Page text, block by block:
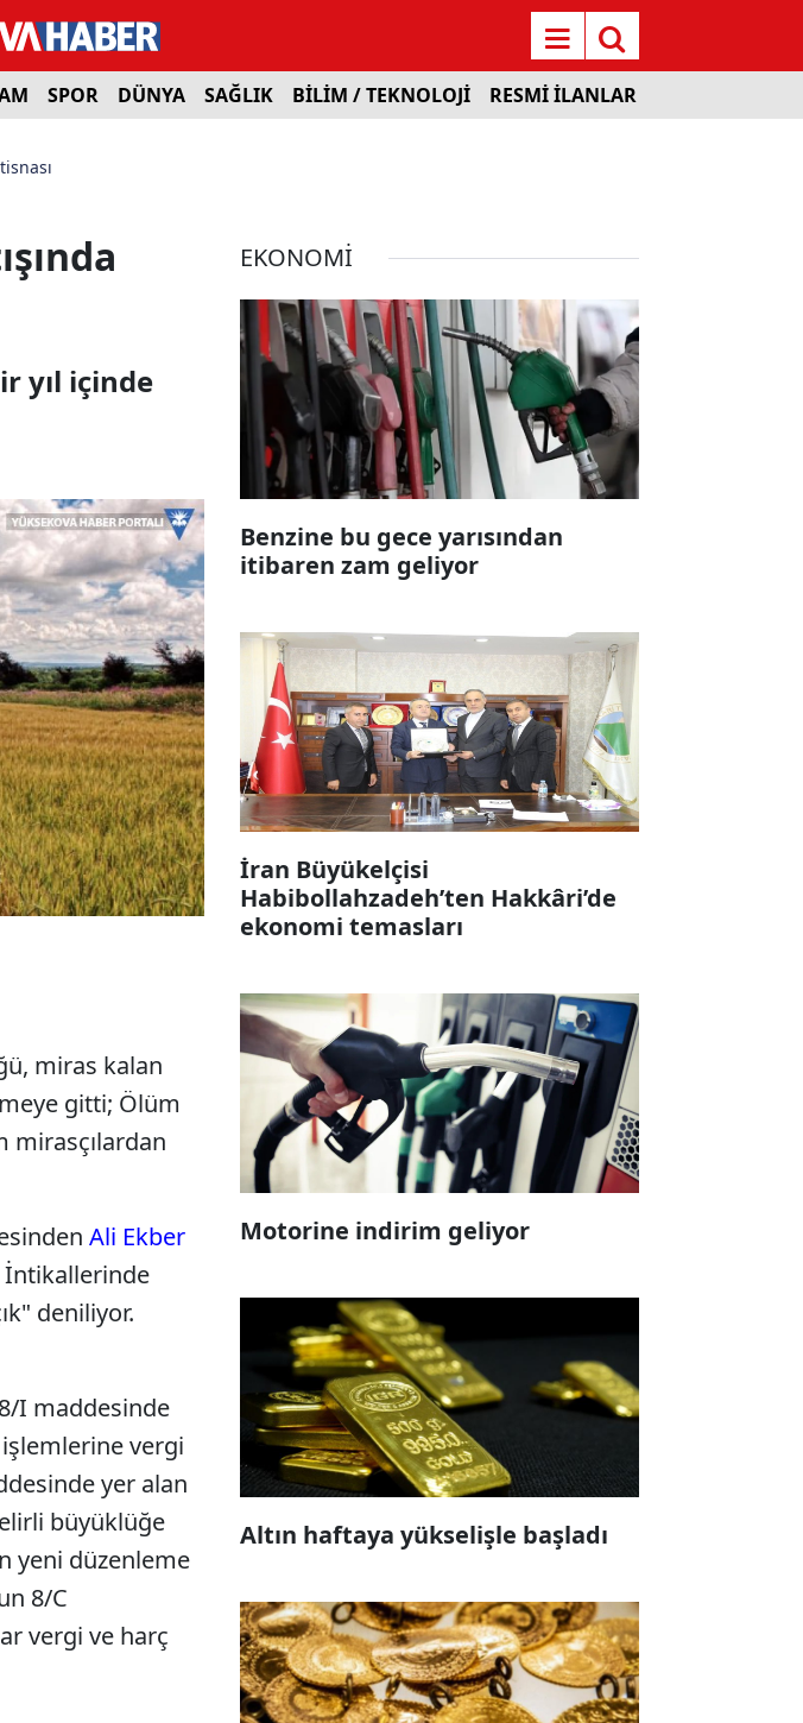
SPOR DÜNYA SAĞLIK BİLİM / TEKNOLOJİ RESMİ İLANLAR
yıl içinde
miras kalan
gitti; Ölüm
mirasçılardan
Ali Ekber
İntikallerinde
deniliyor.
8/I maddesinde
vergi
yer alan
büyüklüğe
yeni düzenleme
8/C
vergi ve harç
EKONOMİ
Benzine bu gece yarısından
itibaren zam geliyor
İran Büyükelçisi
Habibollahzadeh’ten Hakkâri’de
ekonomi temasları
Motorine indirim geliyor
Altın haftaya yükselişle başladı